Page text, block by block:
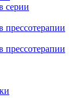
серии
прессотерапии
прессотерапии